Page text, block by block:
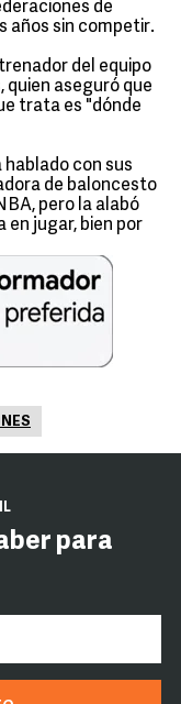
de
años sin competir.
del equipo
quien aseguró que
trata es "dónde
hablado con sus
de baloncesto
pero la alabó
en jugar, bien por
para